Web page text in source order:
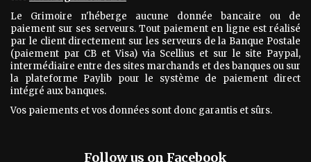
Le Grimoire n'héberge aucune donnée bancaire ou de
paiement sur ses serveurs. Tout paiement en ligne est réalisé
par le client directement sur les serveurs de la Banque Postale
(paiement par CB et Visa) via Scellius et sur le site Paypal,
intermédiaire entre des sites marchands et des banques ou sur
la plateforme Paylib pour le système de paiement direct
intégré aux banques.
Vos paiements et vos données sont donc garantis et sûrs.
Follow us on Facebook